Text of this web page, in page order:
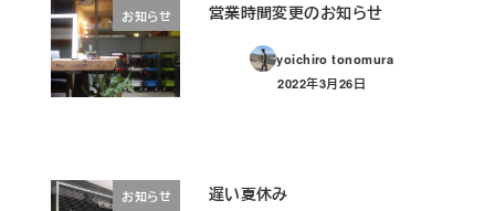
お知らせ 営業時間変更のお知らせ
yoichiro tonomura
投稿日
2022年3月26日
お知らせ 遅い夏休み